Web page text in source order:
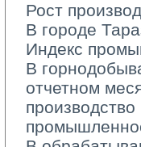
Рост
В городе
Индекс
В
отчетном